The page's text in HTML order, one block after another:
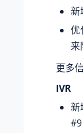
新
优
来
更多
IVR
新